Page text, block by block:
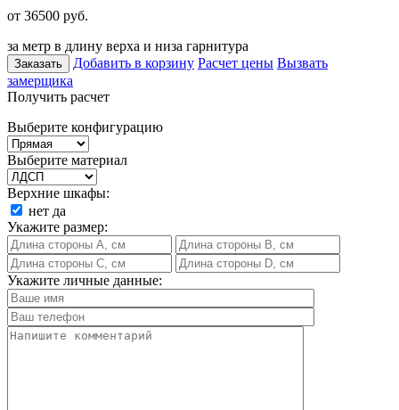
от 36500 руб.
за метр в длину верха и низа гарнитура
Заказать Добавить в корзину Расчет цены Вызвать
замерщика
Получить расчет
Выберите конфигурацию
Выберите материал
Верхние шкафы:
нет да
Укажите размер:
Укажите личные данные: